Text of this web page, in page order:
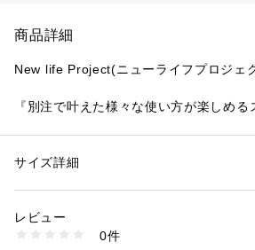
商品詳細
New life Project(ニューライフプロジェ
『別注で叶えた様々な使い方が楽しめる
アイテムから、タフな素材のポーチ、カ
も大活躍の予感。
ナノ・ユニバースでしか手に入らない組
性別：メンズ
素材：メイン素材: 420デニールコーデュラリサ
工）  金具: アルミ
生産国：日本製
サイズ詳細
レビュー
0件